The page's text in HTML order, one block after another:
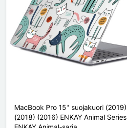
MacBook Pro 15" suojakuori (2019)
(2018) (2016) ENKAY Animal Series